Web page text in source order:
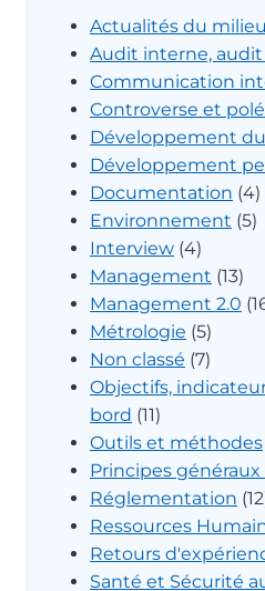
Actualités du
Audit interne,
Communication
Controverse et
Développement
Développement
Documentation (4)
Environnement (5)
Interview (4)
Management (13)
Management 2.0
Métrologie (5)
Non classé (7)
Objectifs,
bord (11)
Outils et méthodes
Principes
Réglementation
Ressources
Retours
Santé et Sécurité